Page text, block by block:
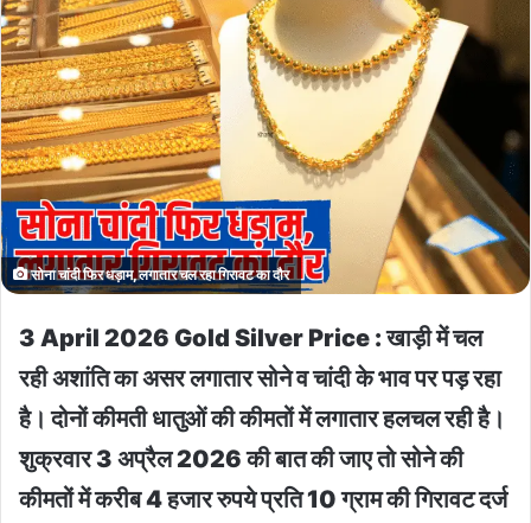
सोना चांदी फिर धड़ाम, लगातार चल रहा गिरावट का दौर
3 April 2026 Gold Silver Price : खाड़ी में चल
रही अशांति का असर लगातार सोने व चांदी के भाव पर पड़ रहा
है। दोनों कीमती धातुओं की कीमतों में लगातार हलचल रही है।
शुक्रवार 3 अप्रैल 2026 की बात की जाए तो सोने की
कीमतों में करीब 4 हजार रुपये प्रति 10 ग्राम की गिरावट दर्ज